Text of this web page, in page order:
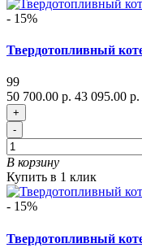
- 15%
Твердотопливный
99
50 700.00 р. 43 095.00 р.
+
-
В корзину
Купить в 1 клик
- 15%
Твердотопливный